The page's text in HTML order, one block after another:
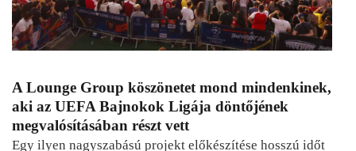
A Lounge Group köszönetet mond mindenkinek,
aki az UEFA Bajnokok Ligája döntőjének
megvalósításában részt vett
Egy ilyen nagyszabású projekt előkészítése hosszú időt